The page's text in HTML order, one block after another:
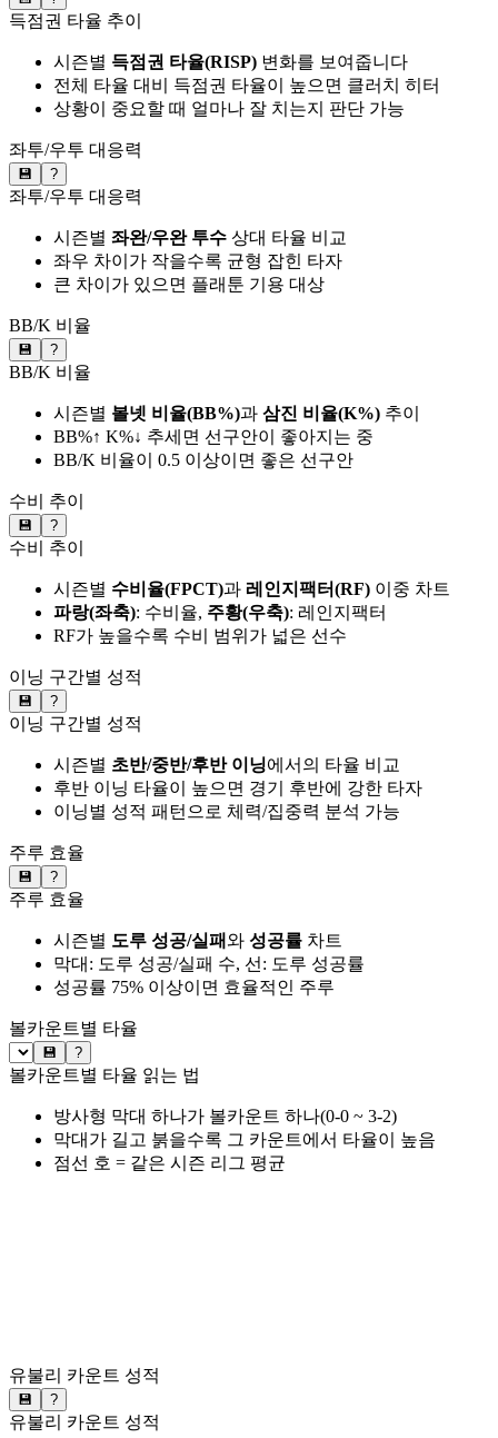
득점권 타율 추이
시즌별 득점권 타율(RISP) 변화를 보여줍니다
전체 타율 대비 득점권 타율이 높으면 클러치 히터
상황이 중요할 때 얼마나 잘 치는지 판단 가능
좌투/우투 대응력
💾 ?
좌투/우투 대응력
시즌별 좌완/우완 투수 상대 타율 비교
좌우 차이가 작을수록 균형 잡힌 타자
큰 차이가 있으면 플래툰 기용 대상
BB/K 비율
💾 ?
BB/K 비율
시즌별 볼넷 비율(BB%)과 삼진 비율(K%) 추이
BB%↑ K%↓ 추세면 선구안이 좋아지는 중
BB/K 비율이 0.5 이상이면 좋은 선구안
수비 추이
💾 ?
수비 추이
시즌별 수비율(FPCT)과 레인지팩터(RF) 이중 차트
파랑(좌축): 수비율, 주황(우축): 레인지팩터
RF가 높을수록 수비 범위가 넓은 선수
이닝 구간별 성적
💾 ?
이닝 구간별 성적
시즌별 초반/중반/후반 이닝에서의 타율 비교
후반 이닝 타율이 높으면 경기 후반에 강한 타자
이닝별 성적 패턴으로 체력/집중력 분석 가능
주루 효율
💾 ?
주루 효율
시즌별 도루 성공/실패와 성공률 차트
막대: 도루 성공/실패 수, 선: 도루 성공률
성공률 75% 이상이면 효율적인 주루
볼카운트별 타율
💾 ?
볼카운트별 타율 읽는 법
방사형 막대 하나가 볼카운트 하나(0-0 ~ 3-2)
막대가 길고 붉을수록 그 카운트에서 타율이 높음
점선 호 = 같은 시즌 리그 평균
유불리 카운트 성적
💾 ?
유불리 카운트 성적